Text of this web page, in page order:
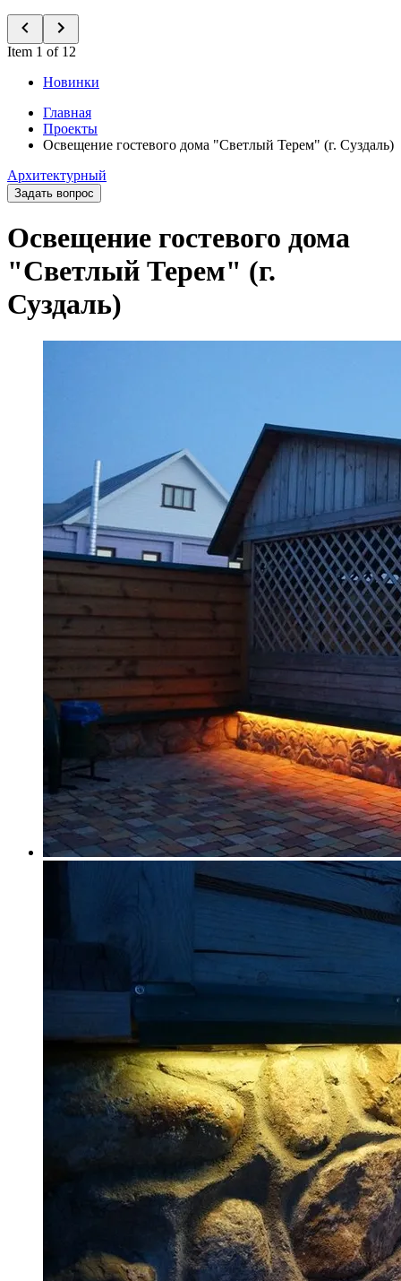
Item 1 of 12
Новинки
Главная
Проекты
Освещение гостевого дома "Светлый Терем" (г. Суздаль)
Архитектурный
Задать вопрос
Освещение гостевого дома
"Светлый Терем" (г.
Суздаль)